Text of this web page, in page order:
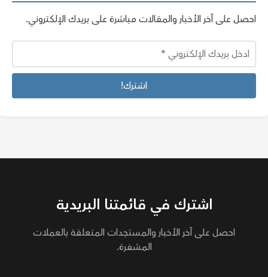
احصل على آخر الأخبار والمقالات مباشرة على بريدك الإلكتروني.
اشترك في قائمتنا البريدية
احصل على آخر الأخبار والمستجدات المتعلقة بالعملات
المشفرة.